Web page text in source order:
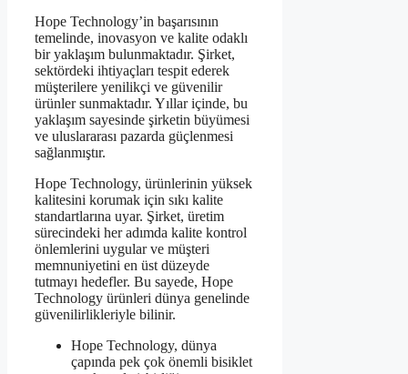
Hope Technology’in başarısının
temelinde, inovasyon ve kalite odaklı
bir yaklaşım bulunmaktadır. Şirket,
sektördeki ihtiyaçları tespit ederek
müşterilere yenilikçi ve güvenilir
ürünler sunmaktadır. Yıllar içinde, bu
yaklaşım sayesinde şirketin büyümesi
ve uluslararası pazarda güçlenmesi
sağlanmıştır.
Hope Technology, ürünlerinin yüksek
kalitesini korumak için sıkı kalite
standartlarına uyar. Şirket, üretim
sürecindeki her adımda kalite kontrol
önlemlerini uygular ve müşteri
memnuniyetini en üst düzeyde
tutmayı hedefler. Bu sayede, Hope
Technology ürünleri dünya genelinde
güvenilirlikleriyle bilinir.
Hope Technology, dünya
çapında pek çok önemli bisiklet